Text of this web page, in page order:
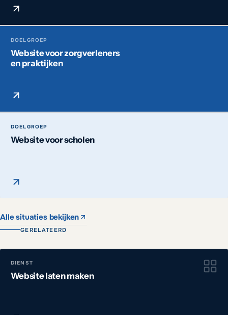
DOELGROEP
Website voor zorgverleners
en praktijken
DOELGROEP
Website voor scholen
Alle situaties bekijken
GERELATEERD
DIENST
Website laten maken